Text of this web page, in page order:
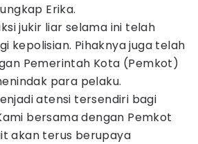
Erika.
jukir liar selama ini telah
kepolisian. Pihaknya juga telah
Pemerintah Kota (Pemkot)
para pelaku.
atensi tersendiri bagi
bersama dengan Pemkot
akan terus berupaya